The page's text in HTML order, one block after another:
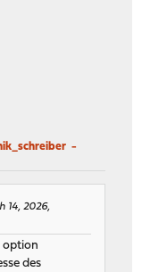
14, 2026,
option
des